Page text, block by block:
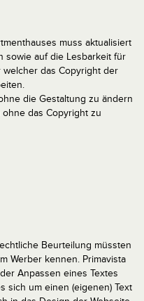
muss aktualisiert
sowie auf die Lesbarkeit für
welcher das Copyright der
die Gestaltung zu ändern
das Copyright zu
Beurteilung müssten
Werber kennen. Primavista
Anpassen eines Textes
sich um einen (eigenen) Text